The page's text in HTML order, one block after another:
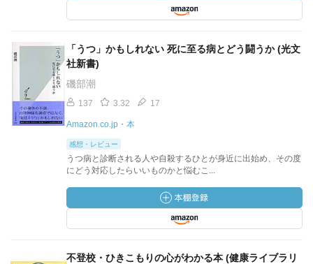
「うつ」かもしれない 死に至る病とどう闘うか (光文
社新書)
磯部潮
137 3.32 17
Amazon.co.jp・本
感想・レビュー
うつ病と診断される人や自殺するひとが身近に出始め、その度
にどう対応したらいいものかと悩むこ...
不登校・ひきこもりの心がわかる本 (健康ライブラリ